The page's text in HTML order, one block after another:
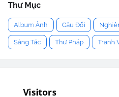
Thư Mục
Album Ảnh Câu Đối
Sáng Tác Thư Pháp Tranh